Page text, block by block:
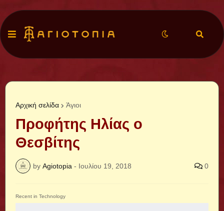
Αρχική σελίδα Άγιοι
Προφήτης Ηλίας ο
Θεσβίτης
by Agiotopia - Ιουλίου 19, 2018 0
Recent in Technology